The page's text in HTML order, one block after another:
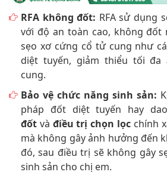
RFA không đốt: RFA sử dụng
với độ an toàn cao, không đốt
sẹo xơ cứng cổ tử cung như
diệt tuyến, giảm thiểu tối
cung.
Bảo vệ chức năng sinh sản:
pháp đốt diệt tuyến hay
đốt và điều trị chọn lọc chính
mà không gây ảnh hưởng đến
đó, sau điều trị sẽ không gây
sinh sản cho chị em.